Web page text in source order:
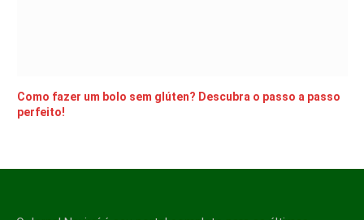
Como fazer um bolo sem glúten? Descubra o passo a passo
perfeito!